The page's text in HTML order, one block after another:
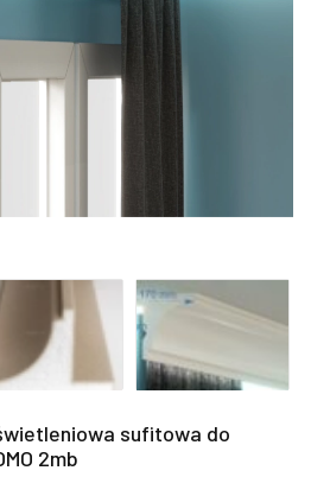
sufitowa do
2mb